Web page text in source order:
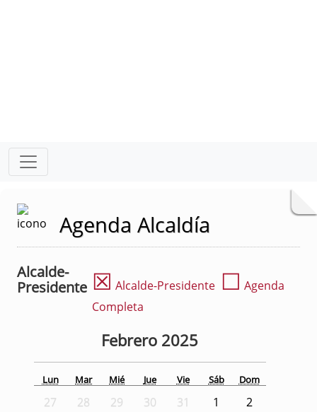
Agenda Alcaldía
Alcalde-
Presidente ☒ Alcalde-Presidente ☐ Agenda
Completa
Febrero 2025
Lun Mar Mié Jue Vie Sáb Dom
27 28 29 30 31 1
2